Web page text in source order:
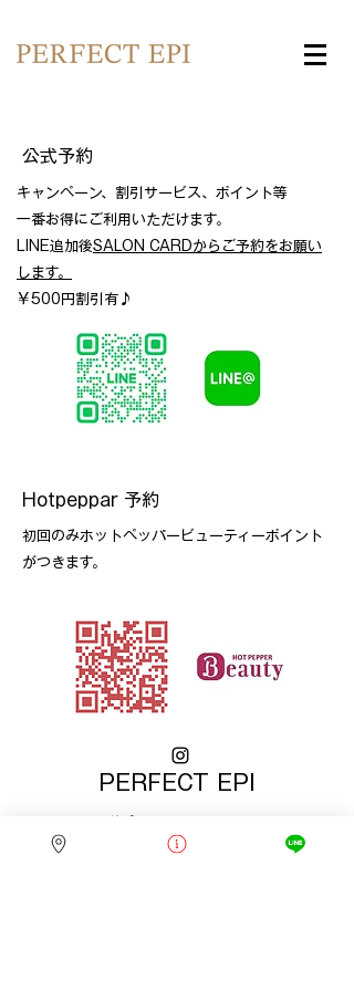
​公式予約
キャンペーン、割引サービス、ポイント等
​一番お得にご利用いただけます。
LINE追加後SALON CARDからご予約をお願い
します。
​￥500円割引有♪
​Hotpeppar 予約
​初回のみホットペッパービューティーポイント
がつきます。
PERFECT EPI